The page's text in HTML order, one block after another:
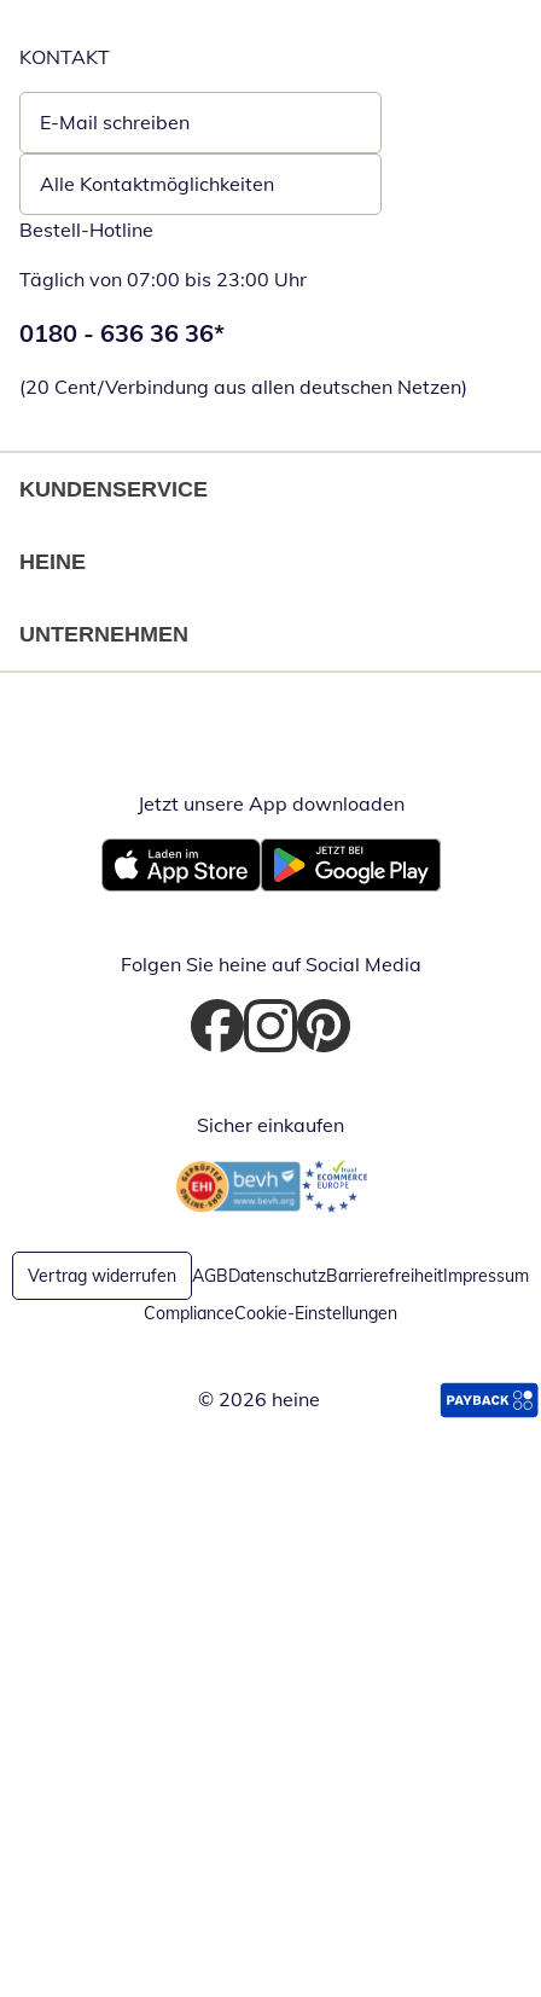
KONTAKT
E-Mail schreiben
Öffnet E-Mail-Client
Alle Kontaktmöglichkeiten
Bestell-Hotline
Täglich von 07:00 bis 23:00 Uhr
Telefonnummer:
0180 - 636 36 36*
(20 Cent/Verbindung aus allen deutschen Netzen)
KUNDENSERVICE
HEINE
UNTERNEHMEN
Jetzt unsere App downloadenÖffnet in
Öffnet in neuem FensterÖffnet in neuem Fenster
Folgen Sie heine auf Social Media
Öffnet in neuem Fenster
Öffnet in neuem Fenster
Öffnet in neuem Fenster
Sicher einkaufen
Öffnet in neuem FensterÖffnet in neuem Fenster
Vertrag widerrufen AGBDatenschutzBarrierefreiheitImpressum
ComplianceCookie-Einstellungen
© 2026 heine